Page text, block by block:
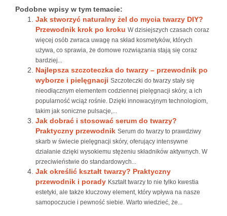
Podobne wpisy w tym temacie:
Jak stworzyć naturalny żel do mycia twarzy DIY?
Przewodnik krok po kroku W dzisiejszych czasach coraz
więcej osób zwraca uwagę na skład kosmetyków, których
używa, co sprawia, że domowe rozwiązania stają się coraz
bardziej...
Najlepsza szczoteczka do twarzy – przewodnik po
wyborze i pielęgnacji Szczoteczki do twarzy stały się
nieodłącznym elementem codziennej pielęgnacji skóry, a ich
popularność wciąż rośnie. Dzięki innowacyjnym technologiom,
takim jak soniczne pulsacje,...
Jak dobrać i stosować serum do twarzy?
Praktyczny przewodnik Serum do twarzy to prawdziwy
skarb w świecie pielęgnacji skóry, oferujący intensywne
działanie dzięki wysokiemu stężeniu składników aktywnych. W
przeciwieństwie do standardowych...
Jak określić kształt twarzy? Praktyczny
przewodnik i porady Kształt twarzy to nie tylko kwestia
estetyki, ale także kluczowy element, który wpływa na nasze
samopoczucie i pewność siebie. Warto wiedzieć, że...